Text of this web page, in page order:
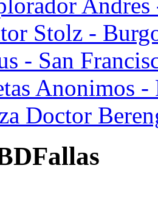
Stolz -
- San
Anonimos
Doctor